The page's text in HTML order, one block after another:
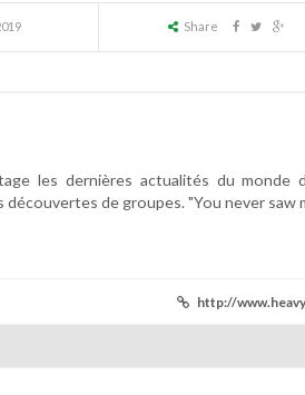
Share
les dernières actualités du monde
de groupes. "You never saw
http://